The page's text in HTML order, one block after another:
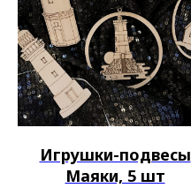
Игрушки-подвесы
Маяки, 5 шт